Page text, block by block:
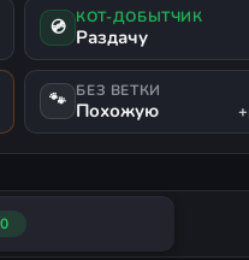
💿 КОТ-ДОБЫТЧИК
Раздачу
🐾 БЕЗ ВЕТКИ
Похожую
0